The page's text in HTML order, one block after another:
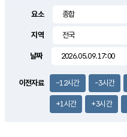
2.8m/s
요소
지역
날짜
이전자료 -12시간 -3시간
+1시간 +3시간